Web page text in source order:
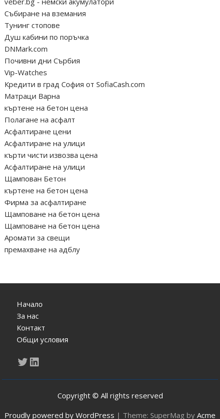
Събиране на вземания
Тунинг стопове
Душ кабини по поръчка
DNMark.com
Почивни дни Сърбия
Vip-Watches
Кредити в град София от SofiaCash.com
Матраци Варна
къртене на бетон цена
Полагане на асфалт
Асфалтиране цени
Асфалтиране на улици
кърти чисти извозва цена
Асфалтиране на улици
Щампован Бетон
къртене на бетон цена
Фирма за асфалтиране
Щамповане на бетон цена
Щамповане на бетон цена
Аромати за свещи
премахване на адблу
Начало
За нас
Контакт
Общи условия
Twitter
LinkedIn
Copyright © All rights reserved
Proudly powered by WordPress | Theme: SuperMag by Acme